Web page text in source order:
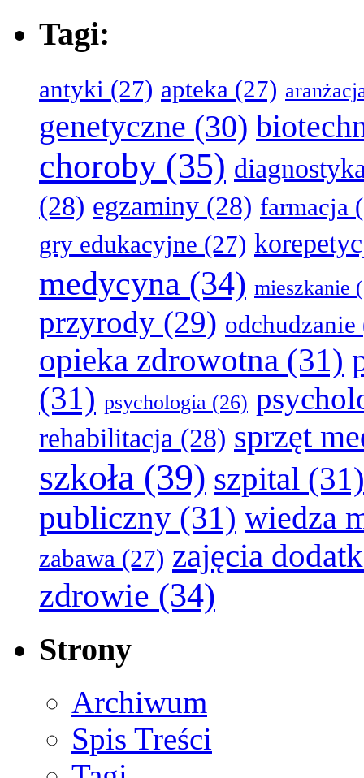
Tagi:
antyki (27) apteka (27)
genetyczne (30)
choroby (35)
(28) egzaminy (28) farmacja
gry edukacyjne (27)
medycyna (34) mieszkanie
przyrody (29) odchudzanie
opieka zdrowotna (31)
(31) psychologia (26)
rehabilitacja (28) sprzęt
szkoła (39) szpital (31)
publiczny (31) wiedza
zabawa (27) zajęcia
zdrowie (34)
Strony
Archiwum
Spis Treści